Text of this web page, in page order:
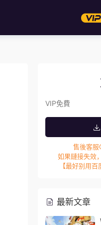
VIP免費
售後客服
如果鏈接失效
【最好别用百
最新文章